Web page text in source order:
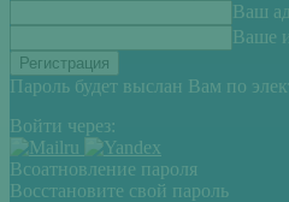
Ваш
Ваше
Пароль будет выслан Вам по
Войти через:
Всоатновление пароля
Восстановите свой пароль